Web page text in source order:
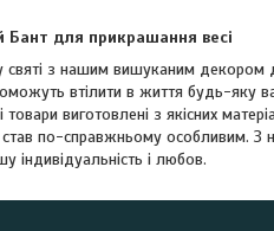
Бант для прикрашання весі
святі з нашим вишуканим
втілити в життя будь-яку
виготовлені з якісних
по-справжньому особливим. З
індивідуальність і любов.